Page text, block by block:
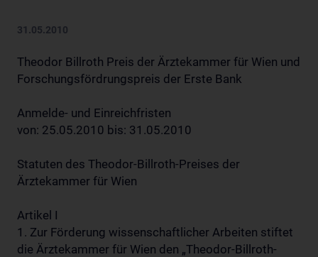
31.05.2010
Theodor Billroth Preis der Ärztekammer für Wien und
Forschungsfördrungspreis der Erste Bank
Anmelde- und Einreichfristen
von: 25.05.2010 bis: 31.05.2010
Statuten des Theodor-Billroth-Preises der
Ärztekammer für Wien
Artikel I
1. Zur Förderung wissenschaftlicher Arbeiten stiftet
die Ärztekammer für Wien den „Theodor-Billroth-